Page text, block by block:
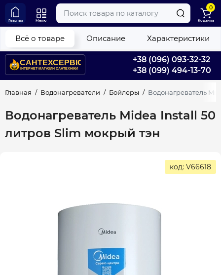
+38 (096) 093-32-32
+38 (099) 494-13-70
Главная Меню
0
Корзина
Главная Водонагреватели Бойлеры Водонагреватель
Водонагреватель Midea Install 50
литров Slim мокрый тэн
Всё о товаре Описание Характеристики
код: V66618